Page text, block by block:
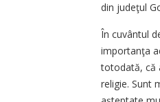
din judeţul
În cuvântul
importanţa
totodată, că
religie. Sunt